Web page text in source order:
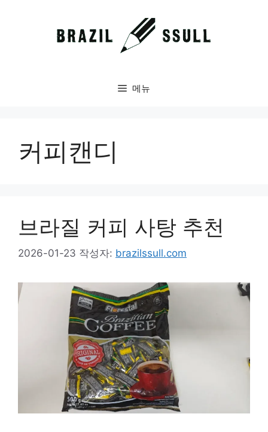
메뉴
커피캔디
브라질 커피 사탕 추천
2026-01-23 작성자: brazilssull.com